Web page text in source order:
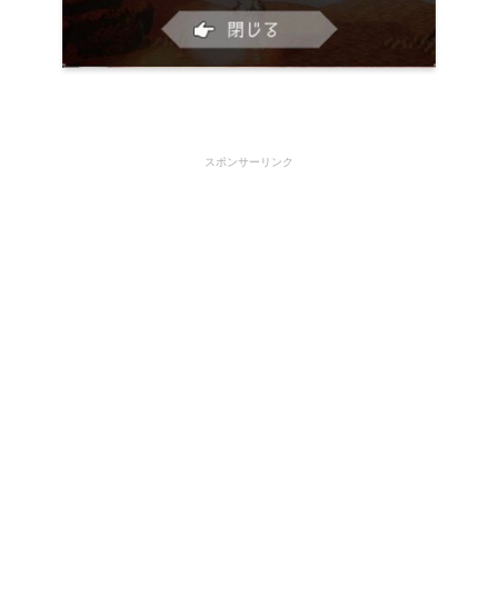
スポンサーリンク